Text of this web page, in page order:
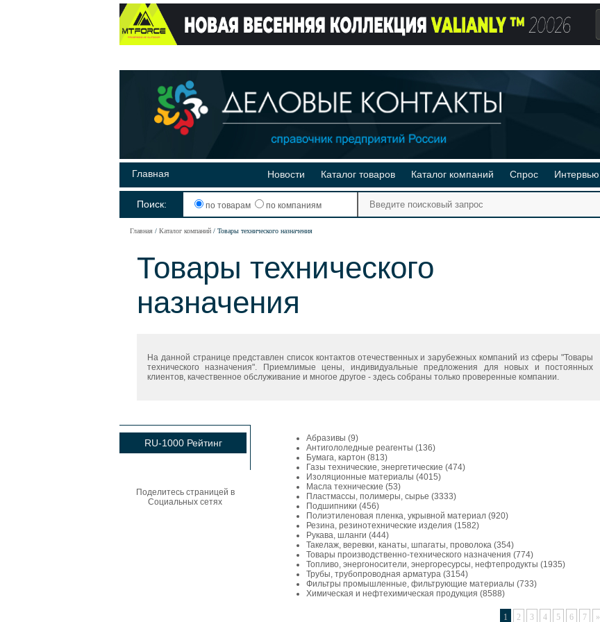
Главная Новости Каталог товаров Каталог компаний Спрос Интервью
Поиск: по товарам по компаниям
Главная Каталог компаний Товары технического назначения
Товары технического
назначения
На данной странице представлен список контактов отечественных и зарубежных компаний из сферы "Товары
технического назначения". Приемлимые цены, индивидуальные предложения для новых и постоянных
клиентов, качественное обслуживание и многое другое - здесь собраны только проверенные компании.
RU-1000 Рейтинг
Поделитесь страницей в
Социальных сетях
Абразивы (9)
Антигололедные реагенты (136)
Бумага, картон (813)
Газы технические, энергетические (474)
Изоляционные материалы (4015)
Масла технические (53)
Пластмассы, полимеры, сырье (3333)
Подшипники (456)
Полиэтиленовая пленка, укрывной материал (920)
Резина, резинотехнические изделия (1582)
Рукава, шланги (444)
Такелаж, веревки, канаты, шпагаты, проволока (354)
Товары производственно-технического назначения (774)
Топливо, энергоносители, энергоресурсы, нефтепродукты (1935)
Трубы, трубопроводная арматура (3154)
Фильтры промышленные, фильтрующие материалы (733)
Химическая и нефтехимическая продукция (8588)
1 2 3 4 5 6 7 »